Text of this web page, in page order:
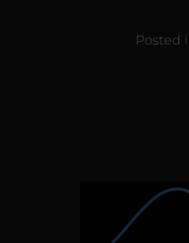
Posted